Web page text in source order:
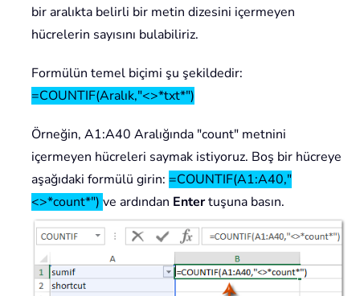
bir aralıkta belirli bir metin dizesini içermeyen
hücrelerin sayısını bulabiliriz.
Formülün temel biçimi şu şekildedir:
=COUNTIF(Aralık,"<>*txt*")
Örneğin, A1:A40 Aralığında "count" metnini
içermeyen hücreleri saymak istiyoruz. Boş bir hücreye
aşağıdaki formülü girin: =COUNTIF(A1:A40,"
<>*count*") ve ardından Entertuşuna basın.